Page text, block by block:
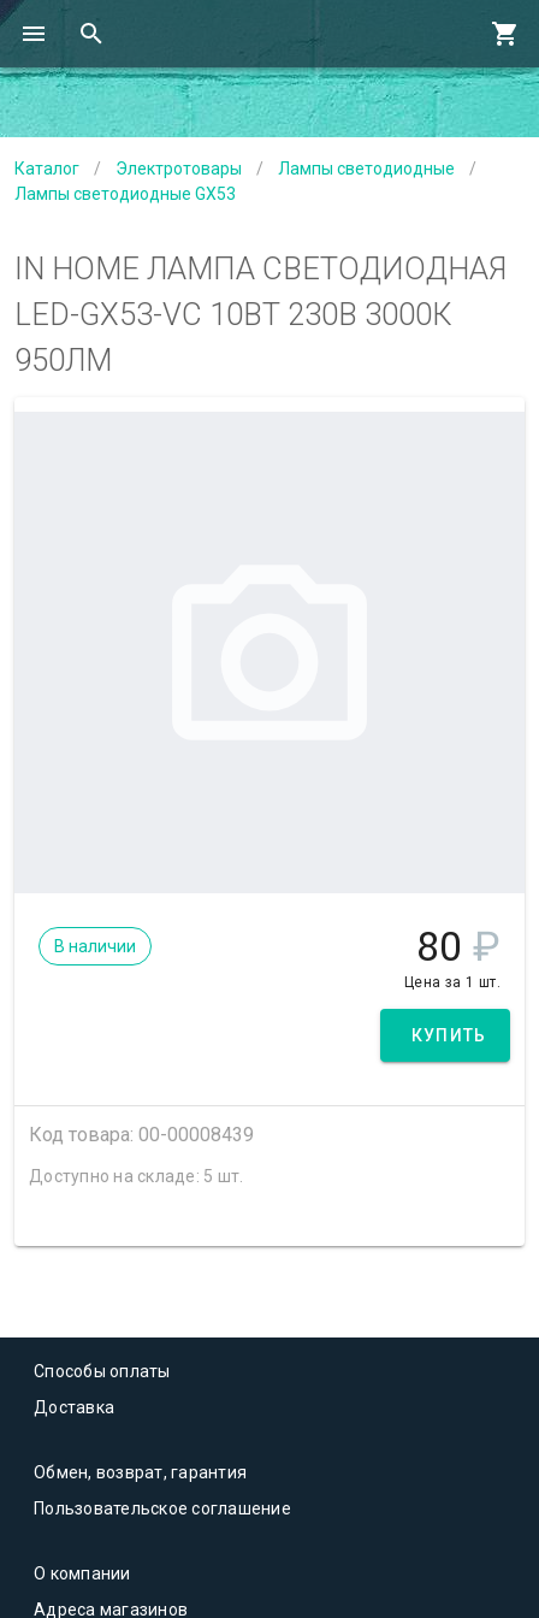
Каталог / Электротовары / Лампы светодиодные
/
Лампы светодиодные GX53
IN HOME ЛАМПА СВЕТОДИОДНАЯ
LED-GX53-VC 10ВТ 230В 3000К
950ЛМ
В наличии 80 ₽
Цена за 1 шт.
КУПИТЬ
Код товара: 00-00008439
Доступно на складе: 5 шт.
Способы оплаты
Доставка
Обмен, возврат, гарантия
Пользовательское соглашение
О компании
Адреса магазинов